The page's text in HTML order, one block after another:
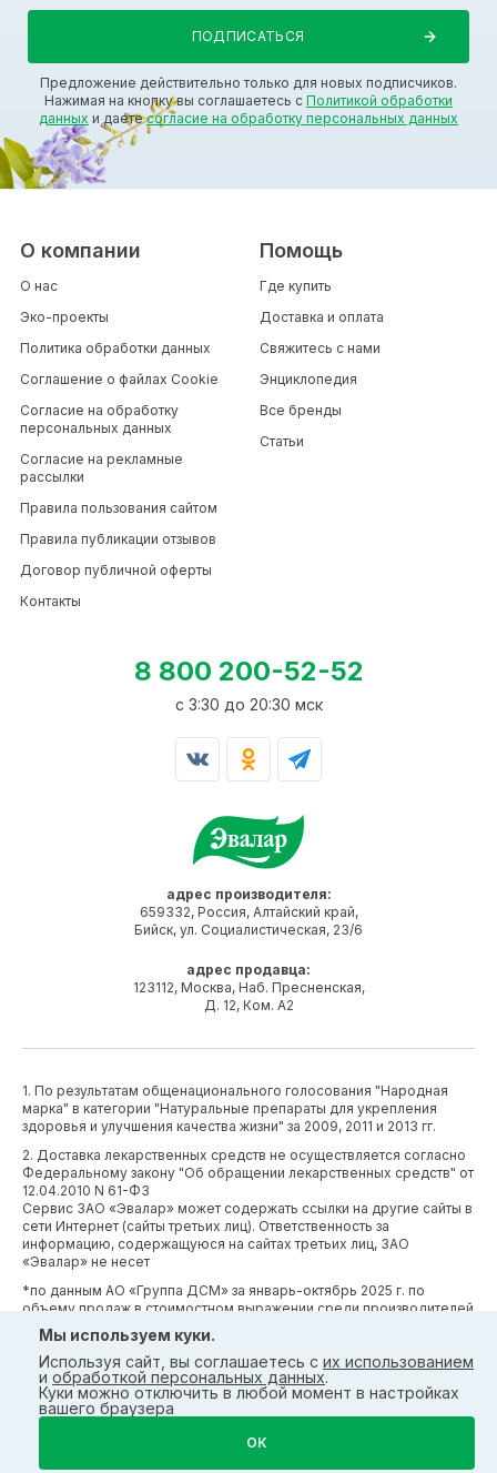
Предложение действительно только для новых подписчиков.
Нажимая на кнопку вы соглашаетесь с Политикой обработки
данных и даетесогласие на обработку персональных данных
адрес производителя:
659332, Россия, Алтайский край,
Бийск, ул. Социалистическая, 23/6
адрес продавца:
123112, Москва, Наб. Пресненская,
Д. 12, Ком. А2
О компании
О нас
Эко-проекты
Политика обработки данных
Соглашение о файлах Cookie
Согласие на обработку
персональных данных
Согласие на рекламные
рассылки
Правила пользования сайтом
Правила публикации отзывов
Договор публичной оферты
Контакты
Помощь
Где купить
Доставка и оплата
Свяжитесь с нами
Энциклопедия
Все бренды
Статьи
8 800 200-52-52
c 3:30 до 20:30 мск
1. По результатам общенационального голосования "Народная
марка" в категории "Натуральные препараты для укрепления
здоровья и улучшения качества жизни" за 2009, 2011 и 2013 гг.
2. Доставка лекарственных средств не осуществляется согласно
Федеральному закону "Об обращении лекарственных средств" от
12.04.2010 N 61-ФЗ
Сервис ЗАО «Эвалар» может содержать ссылки на другие сайты в
сети Интернет (сайты третьих лиц). Ответственность за
информацию, содержащуюся на сайтах третьих лиц, ЗАО
«Эвалар» не несет
*по данным АО «Группа ДСМ» за январь-октябрь 2025 г. по
объему продаж в стоимостном выражении среди производителей
БАД (без учета СТМ) БАД (без учета СТМ).
*Производственные процессы и системы менеджмента ЗАО
«Эвалар» сертифицированы в соответствии с требованиями
международных сертификатов GMP, ISO, HACCP
Мы используем куки.
Используя сайт, вы соглашаетесь с их использованием
и обработкой персональных данных.
Куки можно отключить в любой момент в настройках
вашего браузера
ОК